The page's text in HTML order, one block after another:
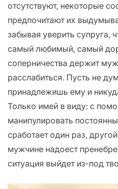
отсутствуют, некоторые
предпочитают их
забывая уверить супруга,
самый любимый, самый
соперничества держит
расслабиться. Пусть не
принадлежишь ему и
Только имей в виду: с
манипулировать
сработает один раз,
мужчине надоест
ситуация выйдет из-под